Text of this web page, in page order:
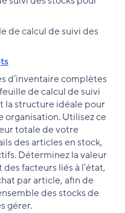
de calcul de suivi des
d’inventaire complètes
de calcul de suivi
la structure idéale pour
organisation. Utilisez ce
totale de votre
des articles en stock,
Déterminez la valeur
facteurs liés à l’état,
par article, afin de
des stocks de
gérer.